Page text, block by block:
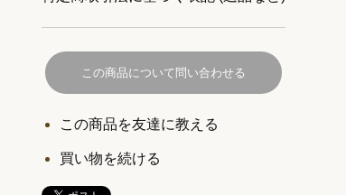
この商品について問い合わせる
この商品を友達に教える
買い物を続ける